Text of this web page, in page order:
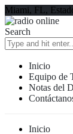
Miami, FL,
Search
Inicio
Equipo de
Notas del
Inicio